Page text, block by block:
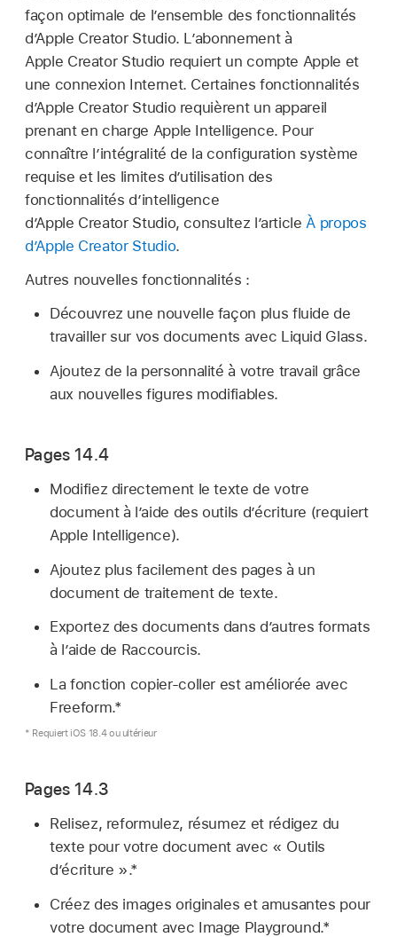
façon optimale de l’ensemble des fonctionnalités
d’Apple Creator Studio. L’abonnement à
Apple Creator Studio requiert un compte Apple et
une connexion Internet. Certaines fonctionnalités
d’Apple Creator Studio requièrent un appareil
prenant en charge Apple Intelligence. Pour
connaître l’intégralité de la configuration système
requise et les limites d’utilisation des
fonctionnalités d’intelligence
d’Apple Creator Studio, consultez l’article À propos
d’Apple Creator Studio.
Autres nouvelles fonctionnalités :
Découvrez une nouvelle façon plus fluide de
travailler sur vos documents avec Liquid Glass.
Ajoutez de la personnalité à votre travail grâce
aux nouvelles figures modifiables.
Pages 14.4
Modifiez directement le texte de votre
document à l’aide des outils d’écriture (requiert
Apple Intelligence).
Ajoutez plus facilement des pages à un
document de traitement de texte.
Exportez des documents dans d’autres formats
à l’aide de Raccourcis.
La fonction copier-coller est améliorée avec
Freeform.*
* Requiert iOS 18.4 ou ultérieur
Pages 14.3
Relisez, reformulez, résumez et rédigez du
texte pour votre document avec « Outils
d’écriture ».*
Créez des images originales et amusantes pour
votre document avec Image Playground.*